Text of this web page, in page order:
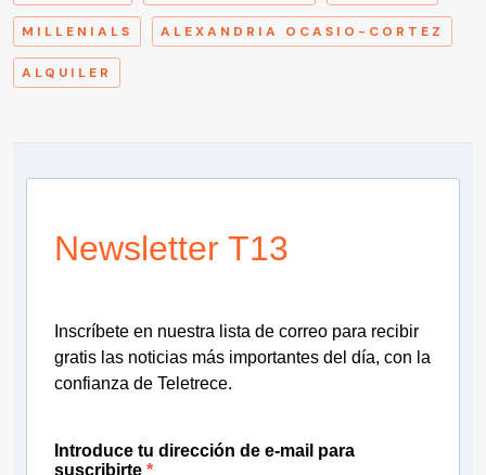
MILLENIALS ALEXANDRIA OCASIO-CORTEZ
ALQUILER
Newsletter T13
Inscríbete en nuestra lista de correo para recibir
gratis las noticias más importantes del día, con la
confianza de Teletrece.
Introduce tu dirección de e-mail para
suscribirte